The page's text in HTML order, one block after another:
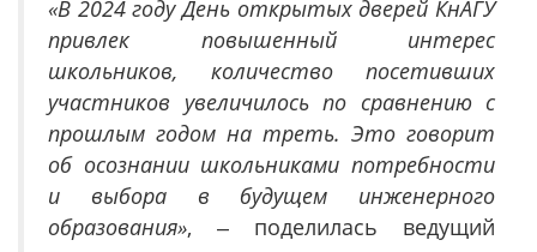
«В 2024 годуДень открытых дверей КнАГУ
привлек повышенный интерес
школьников, количество посетивших
участников увеличилось по сравнению с
прошлым годом на треть. Это говорит
об осознании школьниками потребности
и выбора в будущем инженерного
образования», ‒ поделилась ведущий